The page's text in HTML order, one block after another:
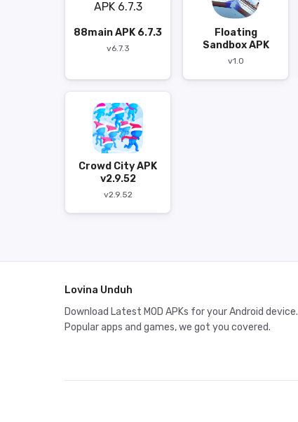
88main APK 6.7.3
v6.7.3
Floating
Sandbox APK
v1.0
Crowd City APK
v2.9.52
v2.9.52
Lovina Unduh
Download Latest MOD APKs for your Android device.
Popular apps and games, we got you covered.